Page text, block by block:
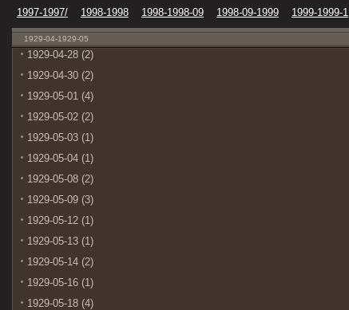
1997-1997/
1998-1998 1998-1998-09 1998-09-1999 1999-1999-1
1929-04-1929-05
1929-04-28 (2)
1929-04-30 (2)
1929-05-01 (4)
1929-05-02 (2)
1929-05-03 (1)
1929-05-04 (1)
1929-05-08 (2)
1929-05-09 (3)
1929-05-12 (1)
1929-05-13 (1)
1929-05-14 (2)
1929-05-16 (1)
1929-05-18 (4)